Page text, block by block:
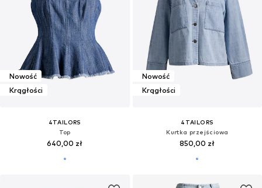
Nowość
Krągłości
4TAILORS
Top
640,00 zł
Nowość
Krągłości
4TAILORS
Kurtka przejściowa
850,00 zł